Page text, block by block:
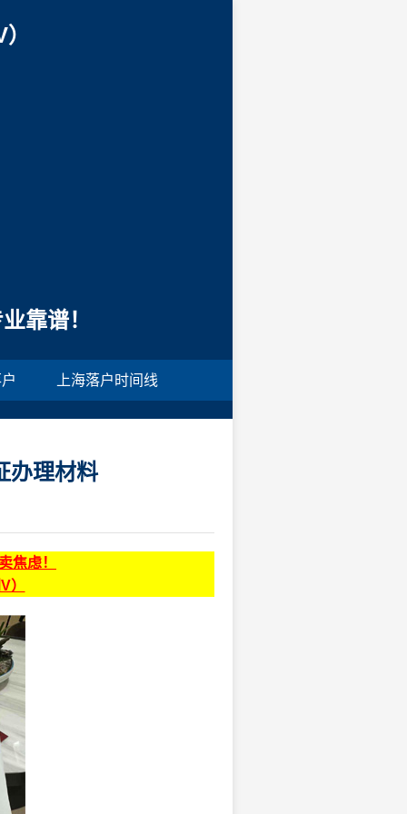
靠谱！
上海落户时间线
办理材料
焦虑！
）